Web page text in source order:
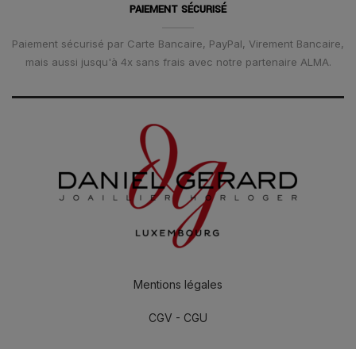
PAIEMENT SÉCURISÉ
Paiement sécurisé par Carte Bancaire, PayPal, Virement Bancaire,
mais aussi jusqu'à 4x sans frais avec notre partenaire ALMA.
Mentions légales
CGV - CGU